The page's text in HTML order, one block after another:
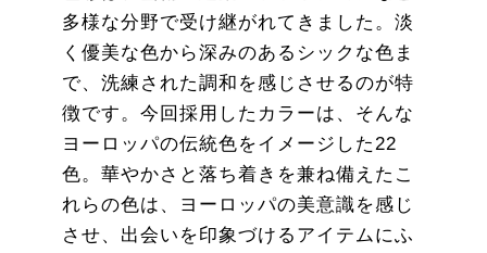
多様な分野で受け継がれてきました。淡
く優美な色から深みのあるシックな色ま
で、洗練された調和を感じさせるのが特
徴です。今回採用したカラーは、そんな
ヨーロッパの伝統色をイメージした22
色。華やかさと落ち着きを兼ね備えたこ
れらの色は、ヨーロッパの美意識を感じ
させ、出会いを印象づけるアイテムにふ